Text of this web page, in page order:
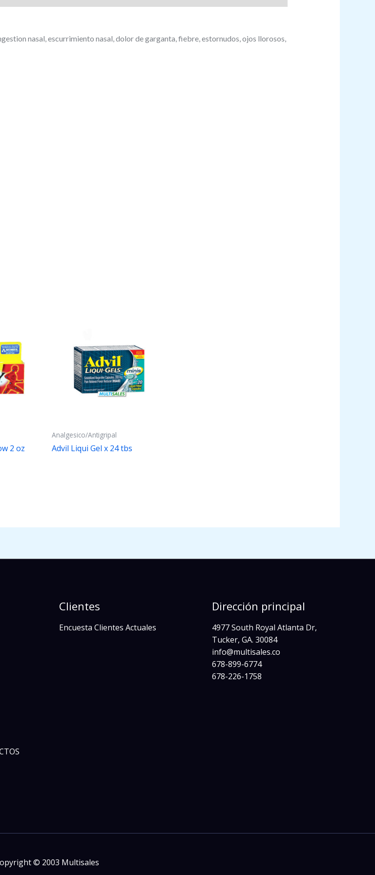
nasal, escurrimiento nasal, dolor de garganta, fiebre, estornudos, ojos llorosos,
2 oz
Analgesico/Antigripal
Advil Liqui Gel x 24 tbs
Clientes
Encuesta Clientes Actuales
Dirección principal
4977 South Royal Atlanta Dr,
Tucker, GA. 30084
info@multisales.co​
678-899-6774
678-226-1758
© 2003 Multisales